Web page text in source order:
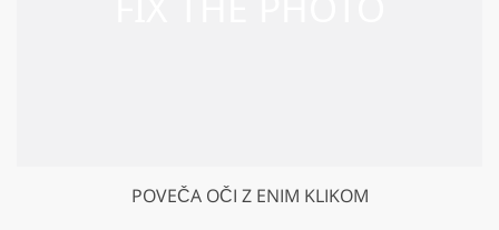
POVEČA OČI Z ENIM KLIKOM